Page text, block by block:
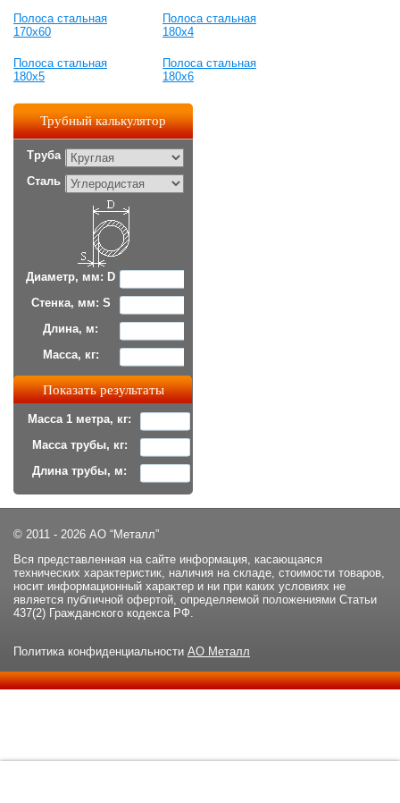
Полоса стальная
170x60
Полоса стальная
180x4
Полоса стальная
180x5
Полоса стальная
180x6
Трубный калькулятор
Труба
Сталь
Диаметр, мм: D
Стенка, мм: S
Длина, м:
Масса, кг:
Масса 1 метра, кг:
Масса трубы, кг:
Длина трубы, м:
© 2011 - 2026 АО “Металл”
Вся представленная на сайте информация, касающаяся
технических характеристик, наличия на складе, стоимости товаров,
носит информационный характер и ни при каких условиях не
является публичной офертой, определяемой положениями Статьи
437(2) Гражданского кодекса РФ.
Политика конфиденциальности АО Металл